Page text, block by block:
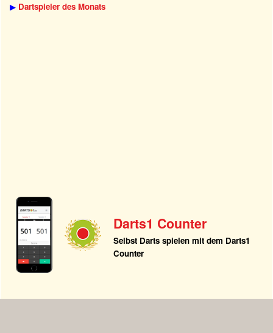
▶ Dartspieler des Monats
Darts1 Counter
Selbst Darts spielen mit dem Darts1
Counter